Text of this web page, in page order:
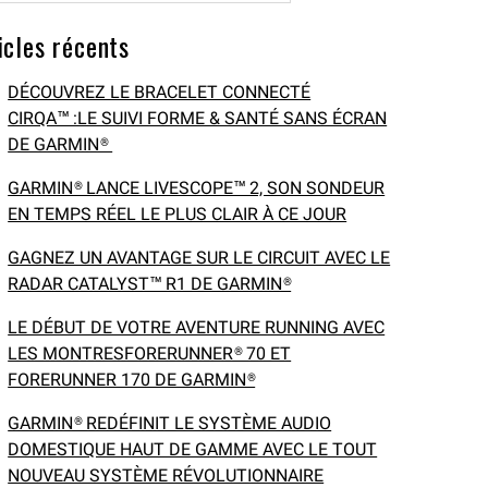
récents
DÉCOUVREZ LE BRACELET CONNECTÉ
CIRQA™ :LE SUIVI FORME & SANTÉ SANS ÉCRAN
DE GARMIN®
GARMIN® LANCE LIVESCOPE™ 2, SON SONDEUR
EN TEMPS RÉEL LE PLUS CLAIR À CE JOUR
GAGNEZ UN AVANTAGE SUR LE CIRCUIT AVEC LE
RADAR CATALYST™ R1 DE GARMIN®
LE DÉBUT DE VOTRE AVENTURE RUNNING AVEC
LES MONTRESFORERUNNER® 70 ET
FORERUNNER 170 DE GARMIN®
GARMIN® REDÉFINIT LE SYSTÈME AUDIO
DOMESTIQUE HAUT DE GAMME AVEC LE TOUT
NOUVEAU SYSTÈME RÉVOLUTIONNAIRE